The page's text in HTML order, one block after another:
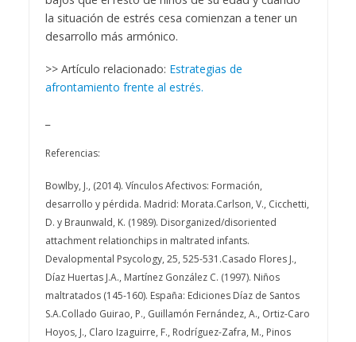
la situación de estrés cesa comienzan a tener un
desarrollo más armónico.
>> Artículo relacionado: Estrategias de
afrontamiento frente al estrés.
Referencias:
Bowlby, J., (2014). Vínculos Afectivos: Formación,
desarrollo y pérdida. Madrid: Morata.Carlson, V., Cicchetti,
D. y Braunwald, K. (1989). Disorganized/disoriented
attachment relationchips in maltrated infants.
Devalopmental Psycology, 25, 525-531.Casado Flores J.,
Díaz Huertas J.A., Martínez González C. (1997). Niños
maltratados (145-160). España: Ediciones Díaz de Santos
S.A.Collado Guirao, P., Guillamón Fernández, A., Ortiz-Caro
Hoyos, J., Claro Izaguirre, F., Rodríguez-Zafra, M., Pinos